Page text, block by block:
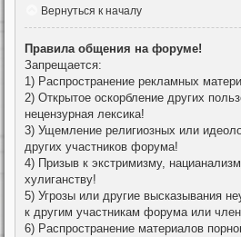
Вернуться к началу
Правила общения на форуме!
Запрещается:
1) Распространение рекламных
2) Открытое оскорбление других
нецензурная лексика!
3) Ущемление религиозных или
других участников форума!
4) Призыв к экстримизму,
хулиганству!
5) Угрозы или другие высказывания
к другим участникам форума или
6) Распространение материалов